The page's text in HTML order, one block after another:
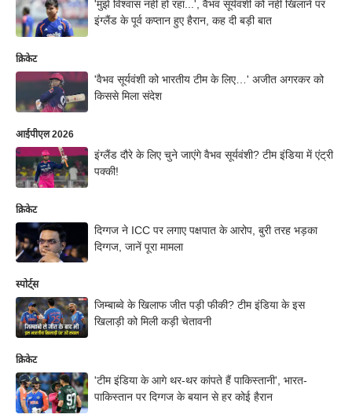
'मुझे विश्वास नहीं हो रहा...', वैभव सूर्यवंशी को नहीं खिलाने पर
इंग्लैंड के पूर्व कप्तान हुए हैरान, कह दी बड़ी बात
क्रिकेट
'वैभव सूर्यवंशी को भारतीय टीम के लिए…' अजीत अगरकर को
किससे मिला संदेश
आईपीएल 2026
इंग्लैंड दौरे के लिए चुने जाएंगे वैभव सूर्यवंशी? टीम इंडिया में एंट्री
पक्की!
क्रिकेट
दिग्गज ने ICC पर लगाए पक्षपात के आरोप, बुरी तरह भड़का
दिग्गज, जानें पूरा मामला
स्पोर्ट्स
जिम्बाब्वे के खिलाफ जीत पड़ी फीकी? टीम इंडिया के इस
खिलाड़ी को मिली कड़ी चेतावनी
क्रिकेट
'टीम इंडिया के आगे थर-थर कांपते हैं पाकिस्तानी', भारत-
पाकिस्तान पर दिग्गज के बयान से हर कोई हैरान